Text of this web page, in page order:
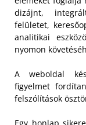
dizájnt,
felületet,
analitikai
nyomon
A weboldal
figyelmet
felszólítások